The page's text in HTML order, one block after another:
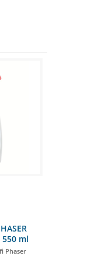
ml
Phaser